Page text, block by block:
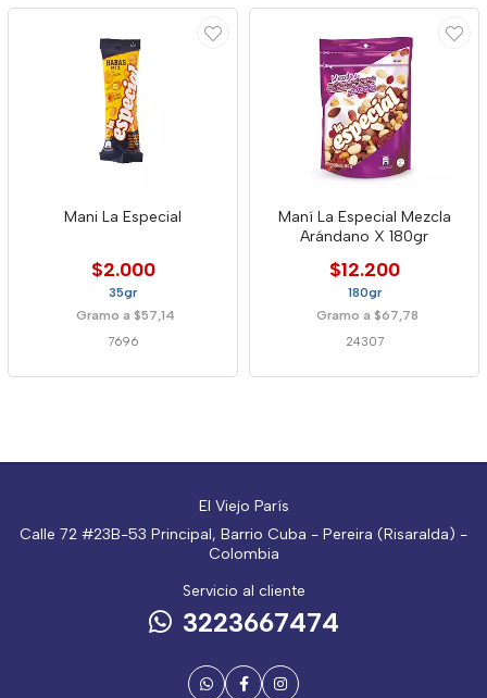
Mani La Especial
$2.000
35gr
Gramo a $57,14
7696
Maní La Especial Mezcla
Arándano X 180gr
$12.200
180gr
Gramo a $67,78
24307
El Viejo París
Calle 72 #23B-53 Principal, Barrio Cuba - Pereira (Risaralda) -
Colombia
Servicio al cliente
3223667474